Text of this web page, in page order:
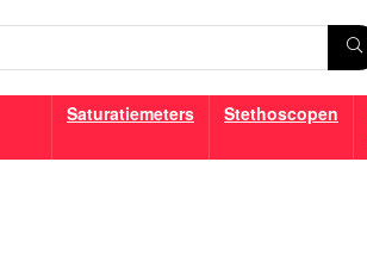
Saturatiemeters Stethoscopen